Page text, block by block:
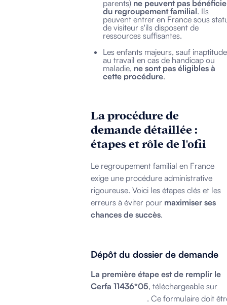
parents) ne peuvent pas
du regroupement familial. Ils
peuvent entrer en France sous
de visiteur s'ils disposent de
ressources suffisantes.
Les enfants majeurs, sauf inaptitude
au travail en cas de handicap ou
maladie, ne sont pas éligibles à
cette procédure.
La procédure de
demande détaillée :
étapes et rôle de l'ofii
Le regroupement familial en France
exige une procédure administrative
rigoureuse. Voici les étapes clés et les
erreurs à éviter pour maximiser ses
chances de succès.
Dépôt du dossier de demande
La première étape est de remplir le
Cerfa 11436*05, téléchargeable sur
. Ce formulaire doit